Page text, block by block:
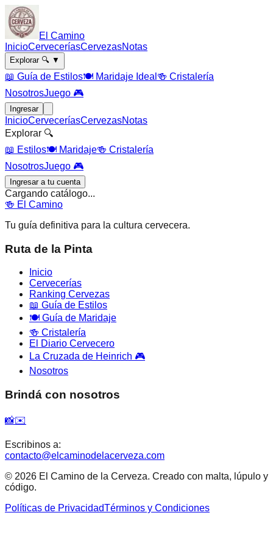
El Camino
InicioCerveceríasCervezasNotas
Explorar 🔍 ▼
📖 Guía de Estilos🍽️ Maridaje Ideal 🍻 Cristalería
NosotrosJuego 🎮
Ingresar
InicioCerveceríasCervezasNotas
Explorar 🔍
📖 Estilos🍽️ Maridaje🍻 Cristalería
NosotrosJuego 🎮
Ingresar a tu cuenta
Cargando catálogo...
🍻 El Camino
Tu guía definitiva para la cultura cervecera.
Ruta de la Pinta
Inicio
Cervecerías
Ranking Cervezas
📖 Guía de Estilos
🍽️ Guía de Maridaje
🍻 Cristalería
El Diario Cervecero
La Cruzada de Heinrich 🎮
Nosotros
Brindá con nosotros
📸✉️
Escribinos a:
contacto@elcaminodelacerveza.com
© 2026 El Camino de la Cerveza. Creado con malta, lúpulo y
código.
Políticas de PrivacidadTérminos y Condiciones